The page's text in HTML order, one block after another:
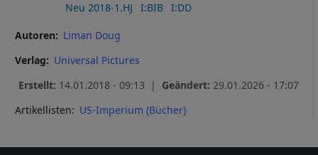
Neu 2018-1.HJ
I:BIB I:DD
Autoren
Liman Doug
Verlag
Universal Pictures
Erstellt: 14.01.2018 - 09:13 | Geändert: 29.01.2026 - 17:07
Artikellisten: US-Imperium (Bücher)